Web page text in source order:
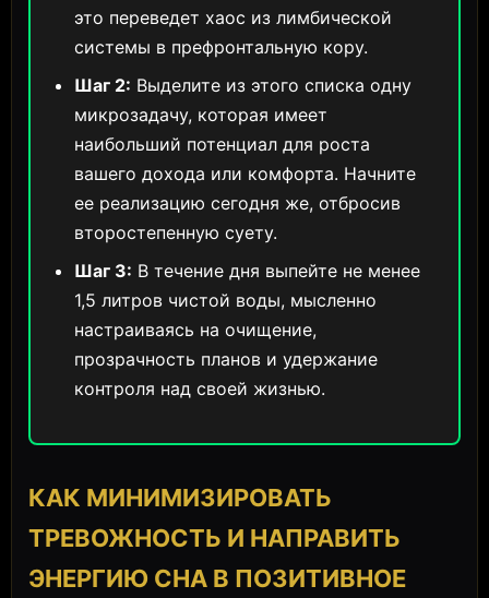
это переведет хаос из лимбической
системы в префронтальную кору.
Шаг 2: Выделите из этого списка одну
микрозадачу, которая имеет
наибольший потенциал для роста
вашего дохода или комфорта. Начните
ее реализацию сегодня же, отбросив
второстепенную суету.
Шаг 3: В течение дня выпейте не менее
1,5 литров чистой воды, мысленно
настраиваясь на очищение,
прозрачность планов и удержание
контроля над своей жизнью.
КАК МИНИМИЗИРОВАТЬ
ТРЕВОЖНОСТЬ И НАПРАВИТЬ
ЭНЕРГИЮ СНА В ПОЗИТИВНОЕ